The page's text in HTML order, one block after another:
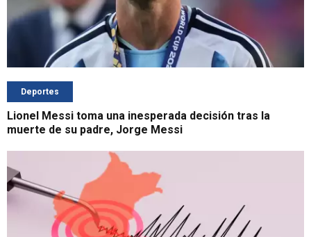
Deportes
Lionel Messi toma una inesperada decisión tras la
muerte de su padre, Jorge Messi